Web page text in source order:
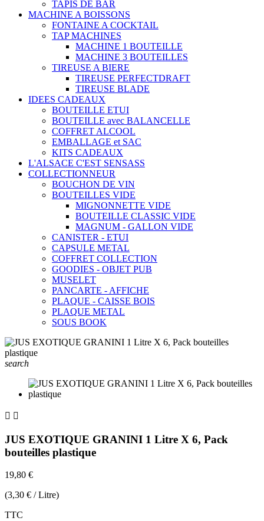
TAPIS DE BAR
MACHINE A BOISSONS
FONTAINE A COCKTAIL
TAP MACHINES
MACHINE 1 BOUTEILLE
MACHINE 3 BOUTEILLES
TIREUSE A BIERE
TIREUSE PERFECTDRAFT
TIREUSE BLADE
IDEES CADEAUX
BOUTEILLE ETUI
BOUTEILLE avec BALANCELLE
COFFRET ALCOOL
EMBALLAGE et SAC
KITS CADEAUX
L'ALSACE C'EST SENSASS
COLLECTIONNEUR
BOUCHON DE VIN
BOUTEILLES VIDE
MIGNONNETTE VIDE
BOUTEILLE CLASSIC VIDE
MAGNUM - GALLON VIDE
CANISTER - ETUI
CAPSULE METAL
COFFRET COLLECTION
GOODIES - OBJET PUB
MUSELET
PANCARTE - AFFICHE
PLAQUE - CAISSE BOIS
PLAQUE METAL
SOUS BOOK
search
 
JUS EXOTIQUE GRANINI 1 Litre X 6, Pack
bouteilles plastique
19,80 €
(3,30 € / Litre)
TTC